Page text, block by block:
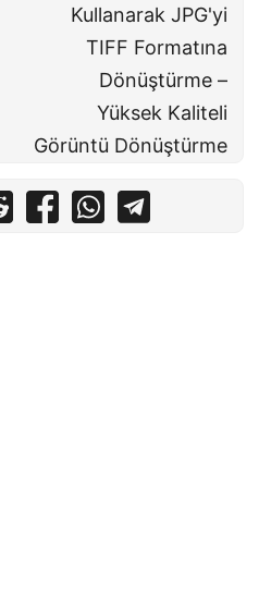
Kullanarak JPG'yi
TIFF Formatına
Dönüştürme –
Yüksek Kaliteli
Görüntü Dönüştürme